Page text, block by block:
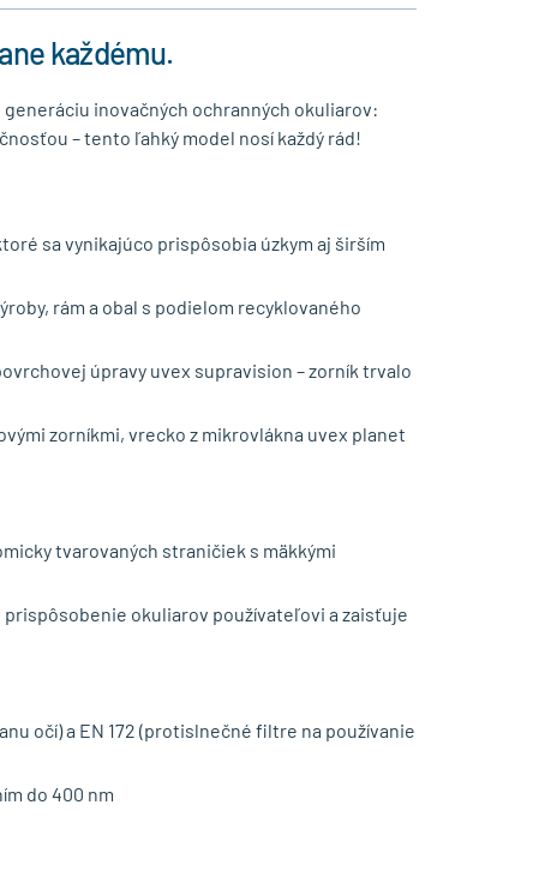
každému.
inovačných ochranných okuliarov:
– tento ľahký model nosí každý rád!
sa vynikajúco prispôsobia úzkym aj širším
rám a obal s podielom recyklovaného
úpravy uvex supravision – zorník trvalo
zorníkmi, vrecko z mikrovlákna uvex planet
tvarovaných straničiek s mäkkými
okuliarov používateľovi a zaisťuje
očí) a EN 172 (protislnečné filtre na používanie
do 400 nm